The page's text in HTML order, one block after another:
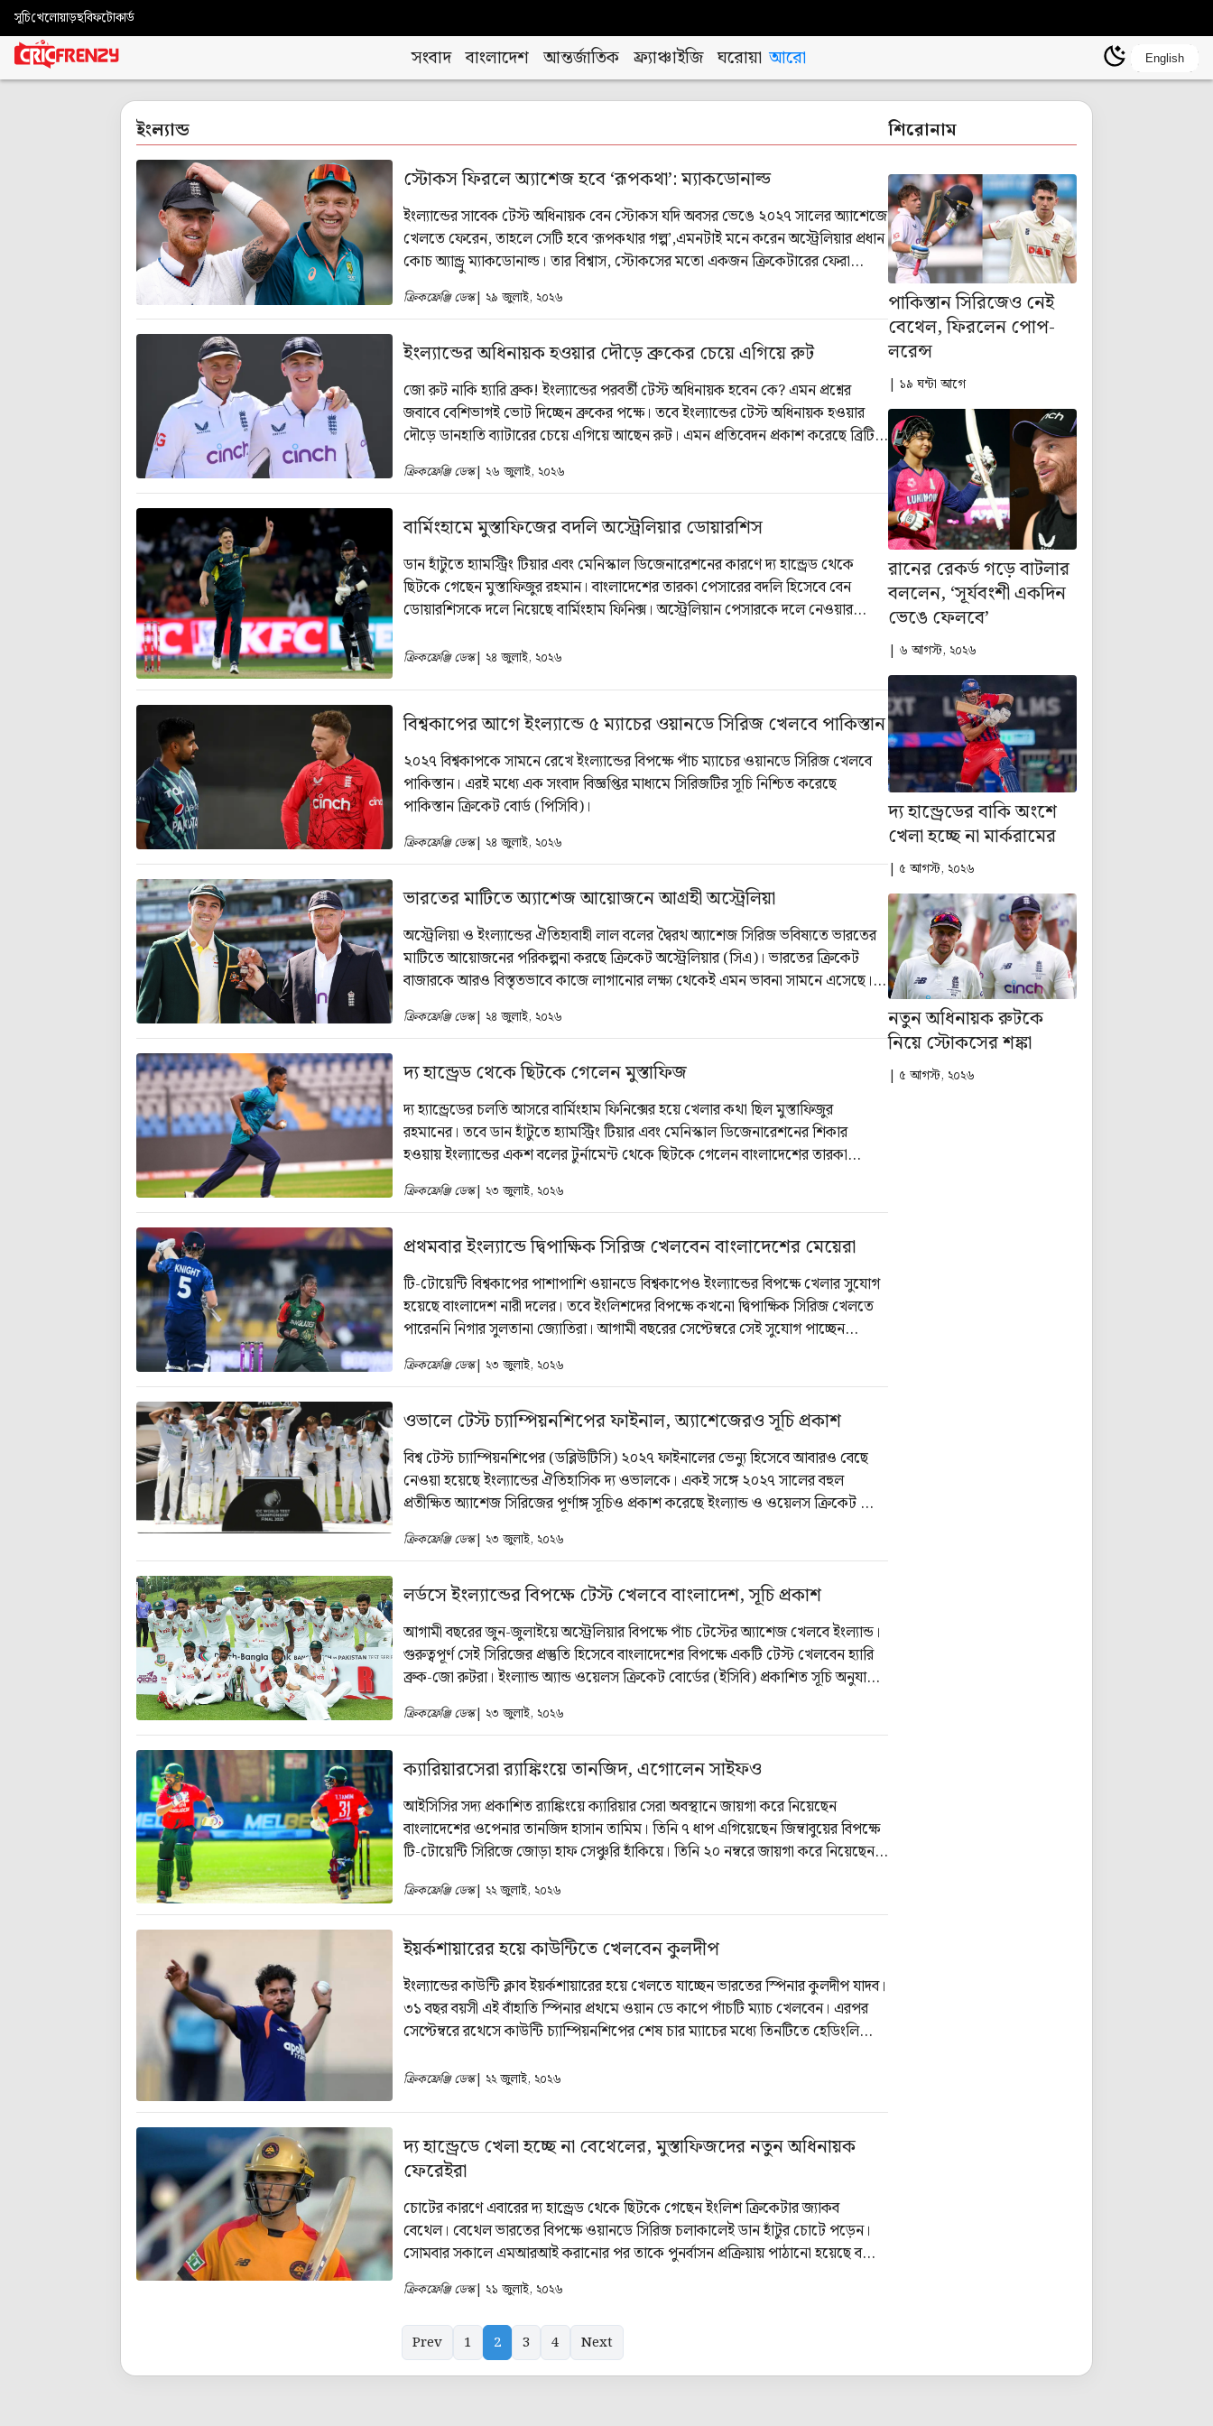
সূচিখেলোয়াড়ছবিফটোকার্ড
সংবাদ বাংলাদেশ আন্তর্জাতিক ফ্র্যাঞ্চাইজি ঘরোয়া আরো English
ইংল্যান্ড
স্টোকস ফিরলে অ্যাশেজ হবে ‘রূপকথা’: ম্যাকডোনাল্ড
ইংল্যান্ডের সাবেক টেস্ট অধিনায়ক বেন স্টোকস যদি অবসর ভেঙে ২০২৭ সালের অ্যাশেজে
খেলতে ফেরেন, তাহলে সেটি হবে ‘রূপকথার গল্প’,এমনটাই মনে করেন অস্ট্রেলিয়ার প্রধান
কোচ অ্যান্ড্রু ম্যাকডোনাল্ড। তার বিশ্বাস, স্টোকসের মতো একজন ক্রিকেটারের ফেরা
অ্যাশেজের আকর্ষণ আরও বাড়িয়ে দেবে।
ক্রিকফ্রেঞ্জি ডেস্ক| ২৯ জুলাই, ২০২৬
ইংল্যান্ডের অধিনায়ক হওয়ার দৌড়ে ব্রুকের চেয়ে এগিয়ে রুট
জো রুট নাকি হ্যারি ব্রুক! ইংল্যান্ডের পরবর্তী টেস্ট অধিনায়ক হবেন কে? এমন প্রশ্নের
জবাবে বেশিভাগই ভোট দিচ্ছেন ব্রুকের পক্ষে। তবে ইংল্যান্ডের টেস্ট অধিনায়ক হওয়ার
দৌড়ে ডানহাতি ব্যাটারের চেয়ে এগিয়ে আছেন রুট। এমন প্রতিবেদন প্রকাশ করেছে ব্রিটিশ
সংবাদমাধ্যম দ্য টেলিগ্রাফ ।
ক্রিকফ্রেঞ্জি ডেস্ক| ২৬ জুলাই, ২০২৬
বার্মিংহামে মুস্তাফিজের বদলি অস্ট্রেলিয়ার ডোয়ারশিস
ডান হাঁটুতে হ্যামস্ট্রিং টিয়ার এবং মেনিস্কাল ডিজেনারেশনের কারণে দ্য হান্ড্রেড থেকে
ছিটকে গেছেন মুস্তাফিজুর রহমান। বাংলাদেশের তারকা পেসারের বদলি হিসেবে বেন
ডোয়ারশিসকে দলে নিয়েছে বার্মিংহাম ফিনিক্স। অস্ট্রেলিয়ান পেসারকে দলে নেওয়ার
ক্রিকফ্রেঞ্জি ডেস্ক| ২৪ জুলাই, ২০২৬
বিশ্বকাপের আগে ইংল্যান্ডে ৫ ম্যাচের ওয়ানডে সিরিজ খেলবে পাকিস্তান
২০২৭ বিশ্বকাপকে সামনে রেখে ইংল্যান্ডের বিপক্ষে পাঁচ ম্যাচের ওয়ানডে সিরিজ খেলবে
পাকিস্তান। এরই মধ্যে এক সংবাদ বিজ্ঞপ্তির মাধ্যমে সিরিজটির সূচি নিশ্চিত করেছে
পাকিস্তান ক্রিকেট বোর্ড (পিসিবি)।
ক্রিকফ্রেঞ্জি ডেস্ক| ২৪ জুলাই, ২০২৬
ভারতের মাটিতে অ্যাশেজ আয়োজনে আগ্রহী অস্ট্রেলিয়া
অস্ট্রেলিয়া ও ইংল্যান্ডের ঐতিহ্যবাহী লাল বলের দ্বৈরথ অ্যাশেজ সিরিজ ভবিষ্যতে ভারতের
মাটিতে আয়োজনের পরিকল্পনা করছে ক্রিকেট অস্ট্রেলিয়ার (সিএ)। ভারতের ক্রিকেট
বাজারকে আরও বিস্তৃতভাবে কাজে লাগানোর লক্ষ্য থেকেই এমন ভাবনা সামনে এসেছে।
এর আগে বিগ ব্যাশ লিগের একটি ম্যাচও ভারতে আয়োজনের পরিকল্পনার কথা জানিয়েছিল
তারা।
ক্রিকফ্রেঞ্জি ডেস্ক| ২৪ জুলাই, ২০২৬
দ্য হান্ড্রেড থেকে ছিটকে গেলেন ‍মুস্তাফিজ
দ্য হ্যান্ড্রেডের চলতি আসরে বার্মিংহাম ফিনিক্সের হয়ে খেলার কথা ছিল মুস্তাফিজুর
রহমানের। তবে ডান হাঁটুতে হ্যামস্ট্রিং টিয়ার এবং মেনিস্কাল ডিজেনারেশনের শিকার
হওয়ায় ইংল্যান্ডের একশ বলের টুর্নামেন্ট থেকে ছিটকে গেলেন বাংলাদেশের তারকা
পেসার। এক বিবৃতিতে বিষয়টি নিশ্চিত করেছে বার্মিংহাম।
ক্রিকফ্রেঞ্জি ডেস্ক| ২৩ জুলাই, ২০২৬
প্রথমবার ইংল্যান্ডে দ্বিপাক্ষিক সিরিজ খেলবেন বাংলাদেশের মেয়েরা
টি-টোয়েন্টি বিশ্বকাপের পাশাপাশি ওয়ানডে বিশ্বকাপেও ইংল্যান্ডের বিপক্ষে খেলার সুযোগ
হয়েছে বাংলাদেশ নারী দলের। তবে ইংলিশদের বিপক্ষে কখনো দ্বিপাক্ষিক সিরিজ খেলতে
পারেননি নিগার সুলতানা জ্যোতিরা। আগামী বছরের সেপ্টেম্বরে সেই সুযোগ পাচ্ছেন
বাংলাদেশের মেয়েরা। এক বিবৃতিতে বিষয়টি নিশ্চিত করেছেন ইংল্যান্ড অ্যান্ড ওয়েলস
ক্রিকেট বোর্ড (ইসিবি)।
ক্রিকফ্রেঞ্জি ডেস্ক| ২৩ জুলাই, ২০২৬
ওভালে টেস্ট চ্যাম্পিয়নশিপের ফাইনাল, অ্যাশেজেরও সূচি প্রকাশ
বিশ্ব টেস্ট চ্যাম্পিয়নশিপের (ডব্লিউটিসি) ২০২৭ ফাইনালের ভেন্যু হিসেবে আবারও বেছে
নেওয়া হয়েছে ইংল্যান্ডের ঐতিহাসিক দ্য ওভালকে। একই সঙ্গে ২০২৭ সালের বহুল
প্রতীক্ষিত অ্যাশেজ সিরিজের পূর্ণাঙ্গ সূচিও প্রকাশ করেছে ইংল্যান্ড ও ওয়েলস ক্রিকেট বোর্ড
(ইসিবি)। আগামী বছরের ১৮ জুন নটিংহ্যামে শুরু হবে অ্যাশেজ। এর আগে ৯ থেকে ১৩
জুন দ্য ওভালে অনুষ্ঠিত হবে টেস্ট চ্যাম্পিয়নশিপের ফাইনাল।
ক্রিকফ্রেঞ্জি ডেস্ক| ২৩ জুলাই, ২০২৬
লর্ডসে ইংল্যান্ডের বিপক্ষে টেস্ট খেলবে বাংলাদেশ, সূচি প্রকাশ
আগামী বছরের জুন-জুলাইয়ে অস্ট্রেলিয়ার বিপক্ষে পাঁচ টেস্টের অ্যাশেজ খেলবে ইংল্যান্ড।
গুরুত্বপূর্ণ সেই সিরিজের প্রস্তুতি হিসেবে বাংলাদেশের বিপক্ষে একটি টেস্ট খেলবেন হ্যারি
ব্রুক-জো রুটরা। ইংল্যান্ড অ্যান্ড ওয়েলস ক্রিকেট বোর্ডের (ইসিবি) প্রকাশিত সূচি অনুযায়ী,
আগামী বছরের ২৮ মে লর্ডসে শুরু হবে একমাত্র টেস্ট।
ক্রিকফ্রেঞ্জি ডেস্ক| ২৩ জুলাই, ২০২৬
ক্যারিয়ারসেরা র‍্যাঙ্কিংয়ে তানজিদ, এগোলেন সাইফও
আইসিসির সদ্য প্রকাশিত র‍্যাঙ্কিংয়ে ক্যারিয়ার সেরা অবস্থানে জায়গা করে নিয়েছেন
বাংলাদেশের ওপেনার তানজিদ হাসান তামিম। তিনি ৭ ধাপ এগিয়েছেন জিম্বাবুয়ের বিপক্ষে
টি-টোয়েন্টি সিরিজে জোড়া হাফ সেঞ্চুরি হাঁকিয়ে। তিনি ২০ নম্বরে জায়গা করে নিয়েছেন।
কোনো বাংলাদেশি ব্যাটসম্যান নেই।
ক্রিকফ্রেঞ্জি ডেস্ক| ২২ জুলাই, ২০২৬
ইয়র্কশায়ারের হয়ে কাউন্টিতে খেলবেন কুলদীপ
ইংল্যান্ডের কাউন্টি ক্লাব ইয়র্কশায়ারের হয়ে খেলতে যাচ্ছেন ভারতের স্পিনার কুলদীপ যাদব।
৩১ বছর বয়সী এই বাঁহাতি স্পিনার প্রথমে ওয়ান ডে কাপে পাঁচটি ম্যাচ খেলবেন। এরপর
সেপ্টেম্বরে রথেসে কাউন্টি চ্যাম্পিয়নশিপের শেষ চার ম্যাচের মধ্যে তিনটিতে হেডিংলিতে
ক্রিকফ্রেঞ্জি ডেস্ক| ২২ জুলাই, ২০২৬
দ্য হান্ড্রেডে খেলা হচ্ছে না বেথেলের, মুস্তাফিজদের নতুন অধিনায়ক
ফেরেইরা
চোটের কারণে এবারের দ্য হান্ড্রেড থেকে ছিটকে গেছেন ইংলিশ ক্রিকেটার জ্যাকব
বেথেল। বেথেল ভারতের বিপক্ষে ওয়ানডে সিরিজ চলাকালেই ডান হাঁটুর চোটে পড়েন।
সোমবার সকালে এমআরআই করানোর পর তাকে পুনর্বাসন প্রক্রিয়ায় পাঠানো হয়েছে বলে
জানিয়েছে ইংল্যান্ড ক্রিকেট বোর্ড।
ক্রিকফ্রেঞ্জি ডেস্ক| ২১ জুলাই, ২০২৬
Prev 1 2 3 4 Next
শিরোনাম
পাকিস্তান সিরিজেও নেই
বেথেল, ফিরলেন পোপ-
লরেন্স
| ১৯ ঘন্টা আগে
রানের রেকর্ড গড়ে বাটলার
বললেন, ‘সূর্যবংশী একদিন
ভেঙে ফেলবে’
| ৬ আগস্ট, ২০২৬
দ্য হান্ড্রেডের বাকি অংশে
খেলা হচ্ছে না মার্করামের
| ৫ আগস্ট, ২০২৬
নতুন অধিনায়ক রুটকে
নিয়ে স্টোকসের শঙ্কা
| ৫ আগস্ট, ২০২৬